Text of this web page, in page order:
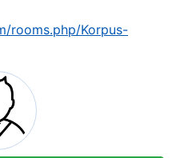
rooms.php/Korpus-